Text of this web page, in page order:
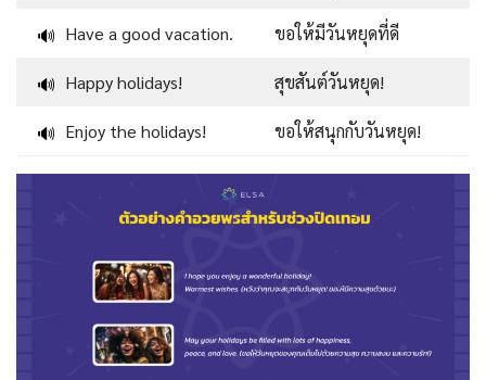
🔊 Have a good vacation. ขอให้มีวันหยุดที่ดี
🔊 Happy holidays! สุขสันต์วันหยุด!
🔊 Enjoy the holidays! ขอให้สนุกกับวันหยุด!